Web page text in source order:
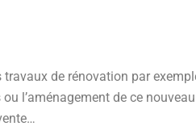
de rénovation par
l’aménagement de ce